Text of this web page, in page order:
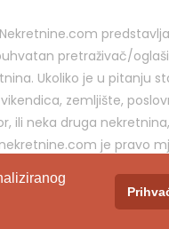
predstavlja
pretraživač/
Ukoliko je u pitanju
zemljište,
ili neka druga nekretnina,
je pravo